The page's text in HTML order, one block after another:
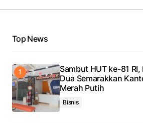
Top News
Sambut HUT ke-81 RI,
Dua Semarakkan
Merah Putih
Bisnis